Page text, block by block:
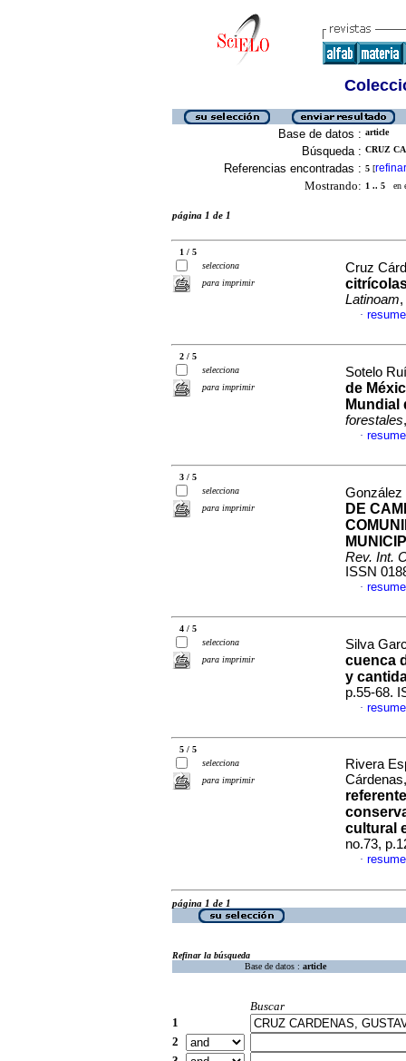
Base de datos : article
Búsqueda : CRUZ
Referencias encontradas : 5 [refinar
Mostrando: 1 .. 5 en
página 1 de 1
1 / 5
selecciona
para imprimir
Cruz
Latinoam
·
2 / 5
selecciona
para imprimir
Sotelo
de
Mundial
forestales
·
3 / 5
selecciona
para imprimir
González
DE
Rev. Int.
ISSN
·
4 / 5
selecciona
para imprimir
Silva
cuenca
y
p.55-68.
·
5 / 5
selecciona
para imprimir
Rivera
cultural
no.73,
·
página 1 de 1
Refinar la búsqueda
Base de datos : article
Buscar
1
2